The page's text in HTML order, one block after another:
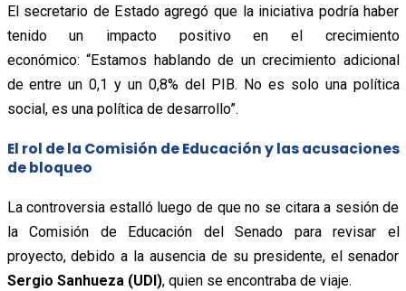
El secretario de Estado agregó que la iniciativa podría haber
tenido un impacto positivo en el crecimiento
económico: “Estamos hablando de un crecimiento adicional
de entre un 0,1 y un 0,8% del PIB. No es solo una política
social, es una política de desarrollo”.
El rol de la Comisión de Educación y las acusaciones
de bloqueo
La controversia estalló luego de que no se citara a sesión de
la Comisión de Educación del Senado para revisar el
proyecto, debido a la ausencia de su presidente, el senador
Sergio Sanhueza (UDI), quien se encontraba de viaje.